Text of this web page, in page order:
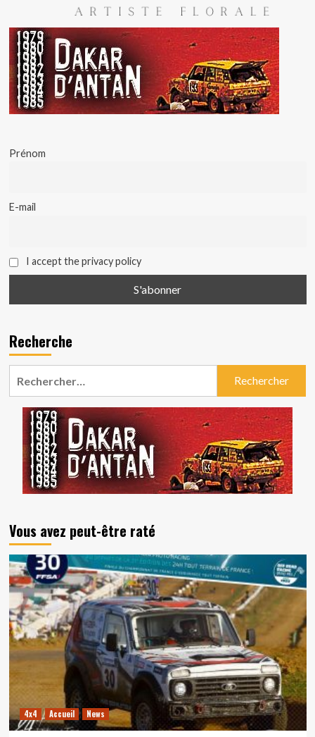
Prénom
E-mail
I accept the privacy policy
Recherche
Vous avez peut-être raté
4x4 Accueil News